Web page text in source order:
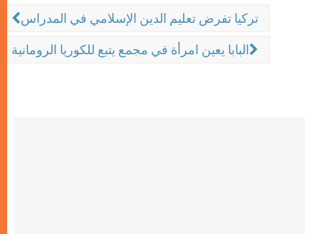
تركيا تفرض تعليم الدين الإسلامي في المدراس
البابا يعين امرأة في مجمع يتبع للكوريا الرومانية